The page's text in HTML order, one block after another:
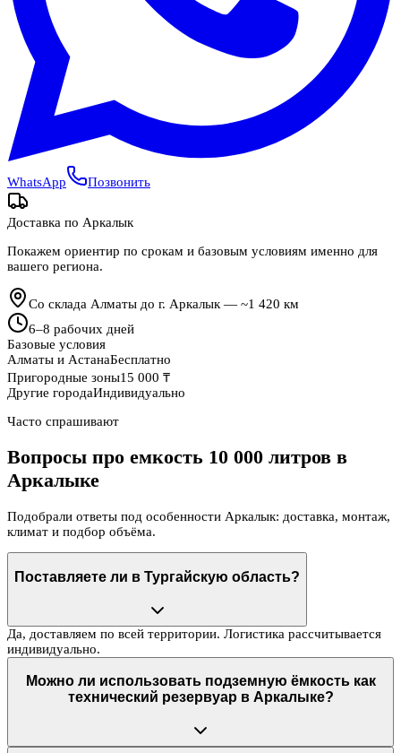
WhatsApp Позвонить
Доставка по Аркалык
Покажем ориентир по срокам и базовым условиям именно для
вашего региона.
Со склада Алматы до г. Аркалык — ~1 420 км
6–8 рабочих дней
Базовые условия
Алматы и АстанаБесплатно
Пригородные зоны15 000 ₸
Другие городаИндивидуально
Часто спрашивают
Вопросы про емкость 10 000 литров в
Аркалыке
Подобрали ответы под особенности Аркалык: доставка, монтаж,
климат и подбор объёма.
Поставляете ли в Тургайскую область?
Да, доставляем по всей территории. Логистика рассчитывается
индивидуально.
Можно ли использовать подземную ёмкость как
технический резервуар в Аркалыке?